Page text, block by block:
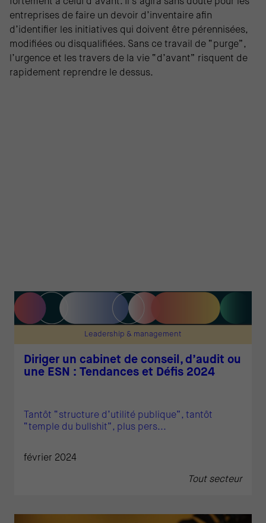
entreprises de faire un devoir d’inventaire afin
d’identifier les initiatives qui doivent être pérennisées,
modifiées ou disqualifiées. Sans ce travail de “purge”,
l’urgence et les travers de la vie “d’avant” risquent de
rapidement reprendre le dessus.
Leadership & management
Diriger un cabinet de conseil, d’audit ou
une ESN : Tendances et Défis 2024
Tantôt “structure d’utilité publique”, tantôt
“temple du bullshit”, plus pers...
février 2024
Tout secteur